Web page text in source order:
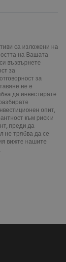
са изложени на
на Вашата
възвърнете
за
за
не е
да инвестирате
опит,
към риск и
преди да
не трябва да се
вижте нашите
.